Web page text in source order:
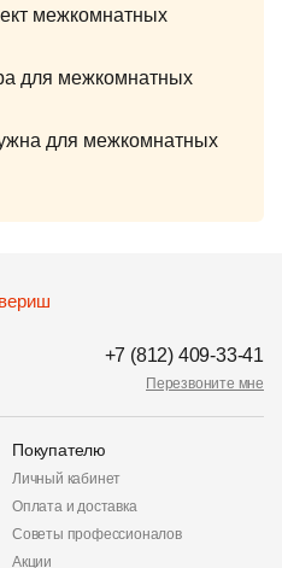
межкомнатных
для межкомнатных
для межкомнатных
+7 (812) 409-33-41
Перезвоните мне
Покупателю
Личный кабинет
Оплата и доставка
Советы профессионалов
Акции